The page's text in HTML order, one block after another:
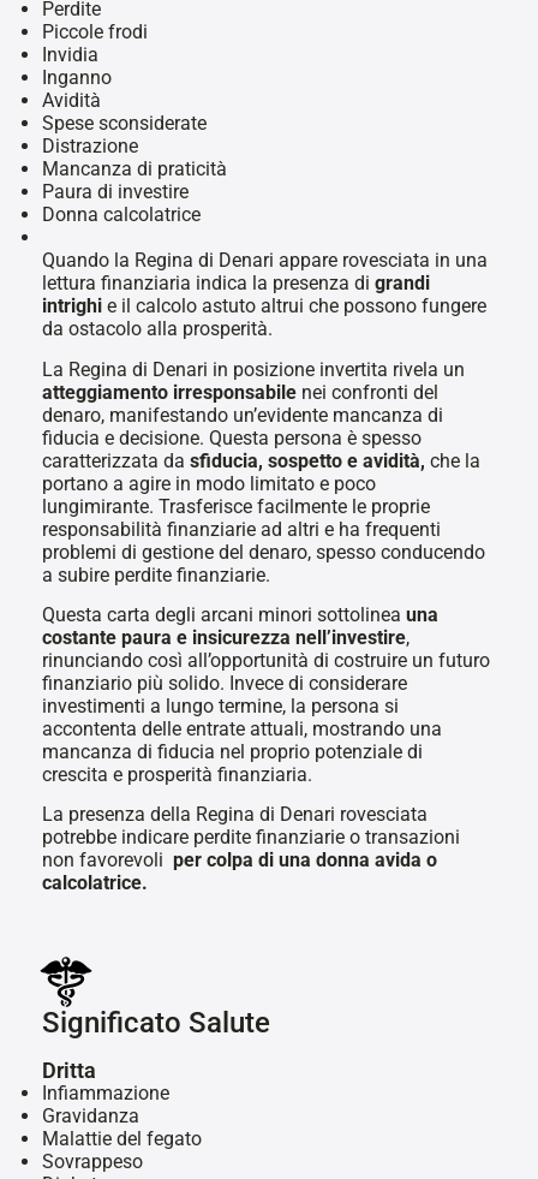
Perdite
Piccole frodi
Invidia
Inganno
Avidità
Spese sconsiderate
Distrazione
Mancanza di praticità
Paura di investire
Donna calcolatrice
Quando la Regina di Denari appare rovesciata in una
lettura finanziaria indica la presenza di grandi
intrighi e il calcolo astuto altrui che possono fungere
da ostacolo alla prosperità.
La Regina di Denari in posizione invertita rivela un
atteggiamento irresponsabile nei confronti del
denaro, manifestando un’evidente mancanza di
fiducia e decisione. Questa persona è spesso
caratterizzata da sfiducia, sospetto e avidità, che la
portano a agire in modo limitato e poco
lungimirante. Trasferisce facilmente le proprie
responsabilità finanziarie ad altri e ha frequenti
problemi di gestione del denaro, spesso conducendo
a subire perdite finanziarie.
Questa carta degli arcani minori sottolinea una
costante paura e insicurezza nell’investire,
rinunciando così all’opportunità di costruire un futuro
finanziario più solido. Invece di considerare
investimenti a lungo termine, la persona si
accontenta delle entrate attuali, mostrando una
mancanza di fiducia nel proprio potenziale di
crescita e prosperità finanziaria.
La presenza della Regina di Denari rovesciata
potrebbe indicare perdite finanziarie o transazioni
non favorevoli per colpa di una donna avida o
calcolatrice.
Significato Salute
Dritta
Infiammazione
Gravidanza
Malattie del fegato
Sovrappeso